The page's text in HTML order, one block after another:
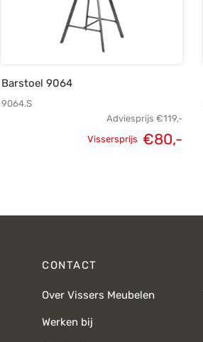
Barstoel 9064
9064.S
Adviesprijs €119,-
Vissersprijs €80,-
CONTACT
Over Vissers Meubelen
Werken bij